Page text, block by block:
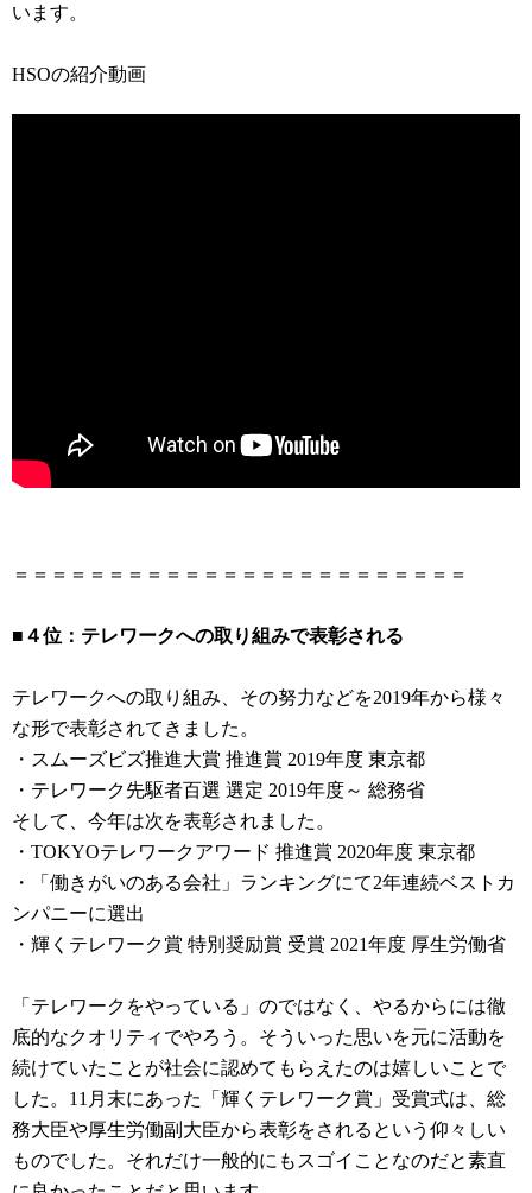
います。
HSOの紹介動画
＝＝＝＝＝＝＝＝＝＝＝＝＝＝＝＝＝＝＝＝＝＝＝＝
■４位：テレワークへの取り組みで表彰される
テレワークへの取り組み、その努力などを2019年から様々
な形で表彰されてきました。
・スムーズビズ推進大賞 推進賞 2019年度 東京都
・テレワーク先駆者百選 選定 2019年度～ 総務省
そして、今年は次を表彰されました。
・TOKYOテレワークアワード 推進賞 2020年度 東京都
・「働きがいのある会社」ランキングにて2年連続ベストカ
ンパニーに選出
・輝くテレワーク賞 特別奨励賞 受賞 2021年度 厚生労働省
「テレワークをやっている」のではなく、やるからには徹
底的なクオリティでやろう。そういった思いを元に活動を
続けていたことが社会に認めてもらえたのは嬉しいことで
した。11月末にあった「輝くテレワーク賞」受賞式は、総
務大臣や厚生労働副大臣から表彰をされるという仰々しい
ものでした。それだけ一般的にもスゴイことなのだと素直